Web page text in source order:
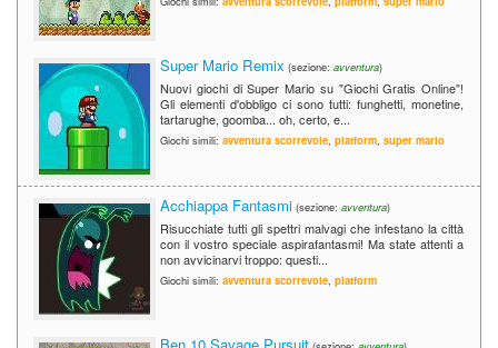
Super Mario Remix (sezione: avventura)
Nuovi giochi di Super Mario su "Giochi Gratis Online"!
Gli elementi d'obbligo ci sono tutti: funghetti, monetine,
tartarughe, goomba... oh, certo, e...
Giochi simili: avventura scorrevole, platform, super mario
Acchiappa Fantasmi (sezione: avventura)
Risucchiate tutti gli spettri malvagi che infestano la città
con il vostro speciale aspirafantasmi! Ma state attenti a
non avvicinarvi troppo: questi...
Giochi simili: avventura scorrevole, platform